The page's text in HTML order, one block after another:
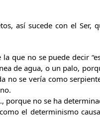
así sucede con el Ser,
que no se puede decir
de agua, o un palo,
no se vería como
porque no se ha
el determinismo